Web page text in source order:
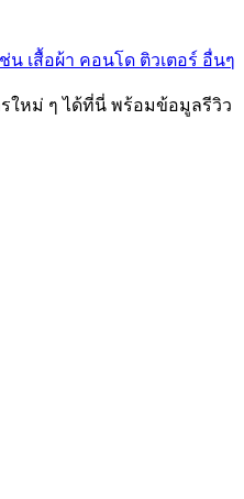
เสื้อผ้า คอนโด ติวเตอร์ อื่นๆ
ใหม่ ๆ ได้ที่นี่ พร้อมข้อมูลรีวิว